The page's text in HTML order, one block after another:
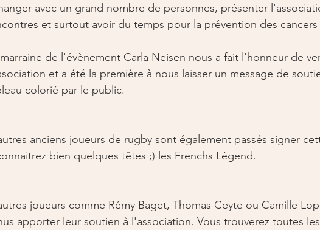
avec un grand nombre de personnes, présenter
et surtout avoir du temps pour la prévention des cancers
de l'évènement Carla Neisen nous a fait l'honneur de
et a été la première à nous laisser un message de
colorié par le public.
anciens joueurs de rugby sont également passés signer
bien quelques têtes ;) les Frenchs Légend.
joueurs comme Rémy Baget, Thomas Ceyte ou Camille
apporter leur soutien à l'association. Vous trouverez toutes